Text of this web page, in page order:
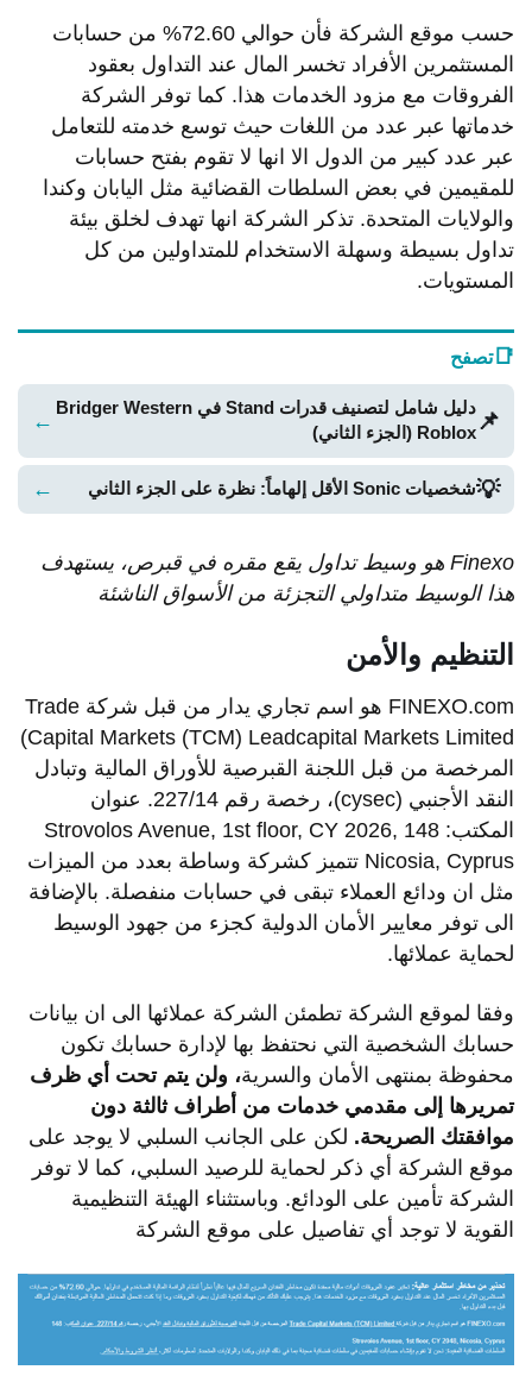
حسب موقع الشركة فأن حوالي 72.60% من حسابات
المستثمرين الأفراد تخسر المال عند التداول بعقود
الفروقات مع مزود الخدمات هذا. كما توفر الشركة
خدماتها عبر عدد من اللغات حيث توسع خدمته للتعامل
عبر عدد كبير من الدول الا انها لا تقوم بفتح حسابات
للمقيمين في بعض السلطات القضائية مثل اليابان وكندا
والولايات المتحدة. تذكر الشركة انها تهدف لخلق بيئة
تداول بسيطة وسهلة الاستخدام للمتداولين من كل
المستويات.
📑تصفح
📌
دليل شامل لتصنيف قدرات Stand في Bridger Western
Roblox (الجزء الثاني)
←
💡شخصيات Sonic الأقل إلهاماً: نظرة على الجزء الثاني ←
Finexo هو وسيط تداول يقع مقره في قبرص، يستهدف
هذا الوسيط متداولي التجزئة من الأسواق الناشئة
التنظيم والأمن
FINEXO.com هو اسم تجاري يدار من قبل شركة Trade
Capital Markets (TCM) Leadcapital Markets Limited)
المرخصة من قبل اللجنة القبرصية للأوراق المالية وتبادل
النقد الأجنبي (cysec)، رخصة رقم 227/14. عنوان
المكتب: 148 Strovolos Avenue, 1st floor, CY 2026,
Nicosia, Cyprus تتميز كشركة وساطة بعدد من الميزات
مثل ان ودائع العملاء تبقى في حسابات منفصلة. بالإضافة
الى توفر معايير الأمان الدولية كجزء من جهود الوسيط
لحماية عملائها.
وفقا لموقع الشركة تطمئن الشركة عملائها الى ان بيانات
حسابك الشخصية التي نحتفظ بها لإدارة حسابك تكون
محفوظة بمنتهى الأمان والسرية، ولن يتم تحت أي ظرف
تمريرها إلى مقدمي خدمات من أطراف ثالثة دون
موافقتك الصريحة. لكن على الجانب السلبي لا يوجد على
موقع الشركة أي ذكر لحماية للرصيد السلبي، كما لا توفر
الشركة تأمين على الودائع. وباستثناء الهيئة التنظيمية
القوية لا توجد أي تفاصيل على موقع الشركة